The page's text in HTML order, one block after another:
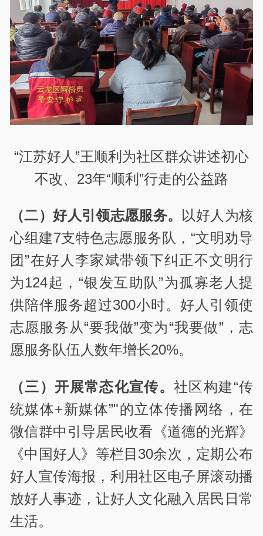
“江苏好人”王顺利为社区群众讲述初心
不改、23年“顺利”行走的公益路
（二）好人引领志愿服务。 以好人为核
心组建7支特色志愿服务队，“文明劝导
团”在好人李家斌带领下纠正不文明行
为124起，“银发互助队”为孤寡老人提
供陪伴服务超过300小时。好人引领使
志愿服务从“要我做”变为“我要做”，志
愿服务队伍人数年增长20%。
（三）开展常态化宣传。社区构建“传
统媒体+新媒体”"的立体传播网络，在
微信群中引导居民收看《道德的光辉》
《中国好人》等栏目30余次，定期公布
好人宣传海报，利用社区电子屏滚动播
放好人事迹，让好人文化融入居民日常
生活。